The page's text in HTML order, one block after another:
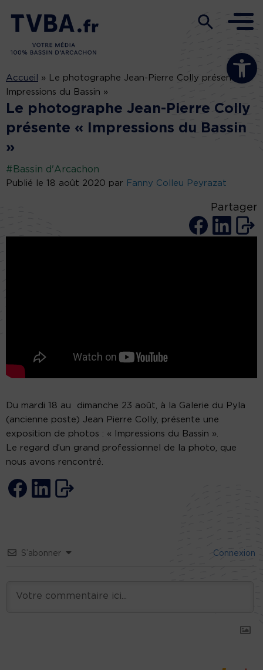
Ouvrir la
Accueil »
Le photographe Jean-Pierre Colly présente «
Impressions du Bassin »
Le photographe Jean-Pierre Colly
présente « Impressions du Bassin
»
#Bassin d'Arcachon
Publié le 18 août 2020 par Fanny Colleu Peyrazat
Partager
Du mardi 18 au dimanche 23 août, à la Galerie du Pyla
(ancienne poste) Jean Pierre Colly, présente une
exposition de photos : « Impressions du Bassin ».
Le regard d’un grand professionnel de la photo, que
nous avons rencontré.
S’abonner Connexion